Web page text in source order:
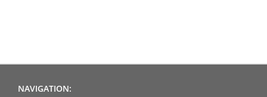
NAVIGATION: